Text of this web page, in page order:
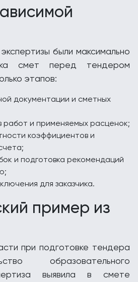
были максимально
смет перед тендером
этапов:
документации и сметных
работ и применяемых расценок;
коэффициентов и
и подготовка рекомендаций
для заказчика.
пример из
при подготовке тендера
образовательного
выявила в смете